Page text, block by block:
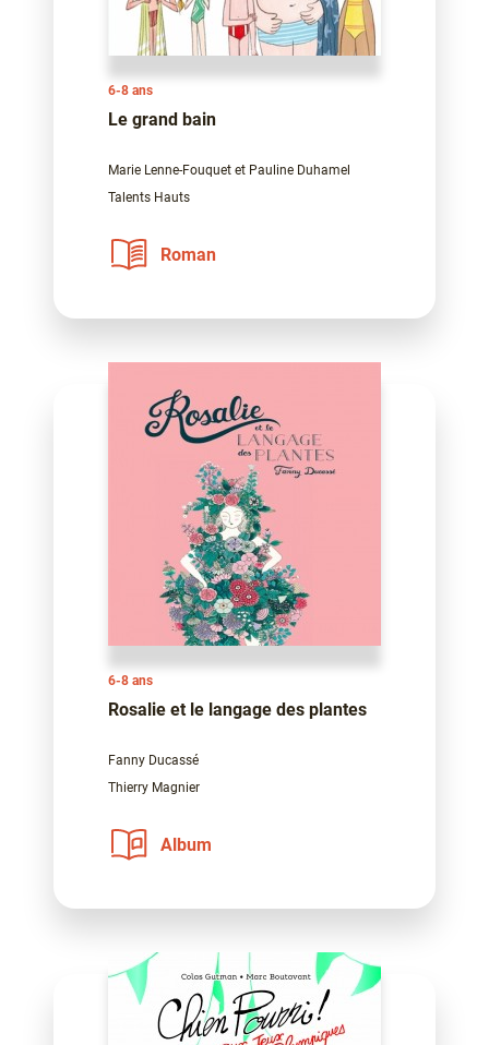
6-8 ans
Le grand bain
Marie Lenne-Fouquet et Pauline Duhamel
Talents Hauts
Roman
6-8 ans
Rosalie et le langage des plantes
Fanny Ducassé
Thierry Magnier
Album